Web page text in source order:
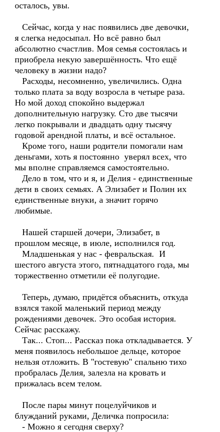
осталось, увы.
Сейчас, когда у нас появились две девочки,
я слегка недосыпал. Но всё равно был
абсолютно счастлив. Моя семья состоялась и
приобрела некую завершённость. Что ещё
человеку в жизни надо?
Расходы, несомненно, увеличились. Одна
только плата за воду возросла в четыре раза.
Но мой доход спокойно выдержал
дополнительную нагрузку. Сто две тысячи
легко покрывали и двадцать одну тысячу
годовой арендной платы, и всё остальное.
Кроме того, наши родители помогали нам
деньгами, хоть я постоянно уверял всех, что
мы вполне справляемся самостоятельно.
Дело в том, что и я, и Делия - единственные
дети в своих семьях. А Элизабет и Полин их
единственные внуки, а значит горячо
любимые.
Нашей старшей дочери, Элизабет, в
прошлом месяце, в июле, исполнился год.
Младшенькая у нас - февральская. И
шестого августа этого, пятнадцатого года, мы
торжественно отметили её полугодие.
Теперь, думаю, придётся объяснить, откуда
взялся такой маленький период между
рождениями девочек. Это особая история.
Сейчас расскажу.
Так... Стоп... Рассказ пока откладывается. У
меня появилось небольшое дельце, которое
нельзя отложить. В "гостевую" спальню тихо
пробралась Делия, залезла на кровать и
прижалась всем телом.
После пары минут поцелуйчиков и
блужданий руками, Деличка попросила:
- Можно я сегодня сверху?